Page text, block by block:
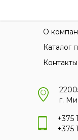
О
Каталог
Контакты
г.
+375
+375